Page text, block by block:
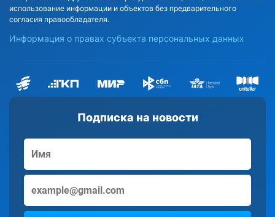
Подписка на новости
использование информации и объектов без предварительного
согласия правообладателя.
Информация о правах субъекта персональных данных